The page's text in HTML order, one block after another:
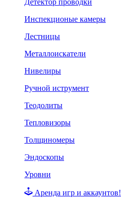
Детектор проводки
Инспекционые камеры
Лестницы
Металлоискатели
Нивелиры
Ручной иструмент
Теодолиты
Тепловизоры
Толщиномеры
Эндоскопы
Уровни
Аренда игр и аккаунтов!